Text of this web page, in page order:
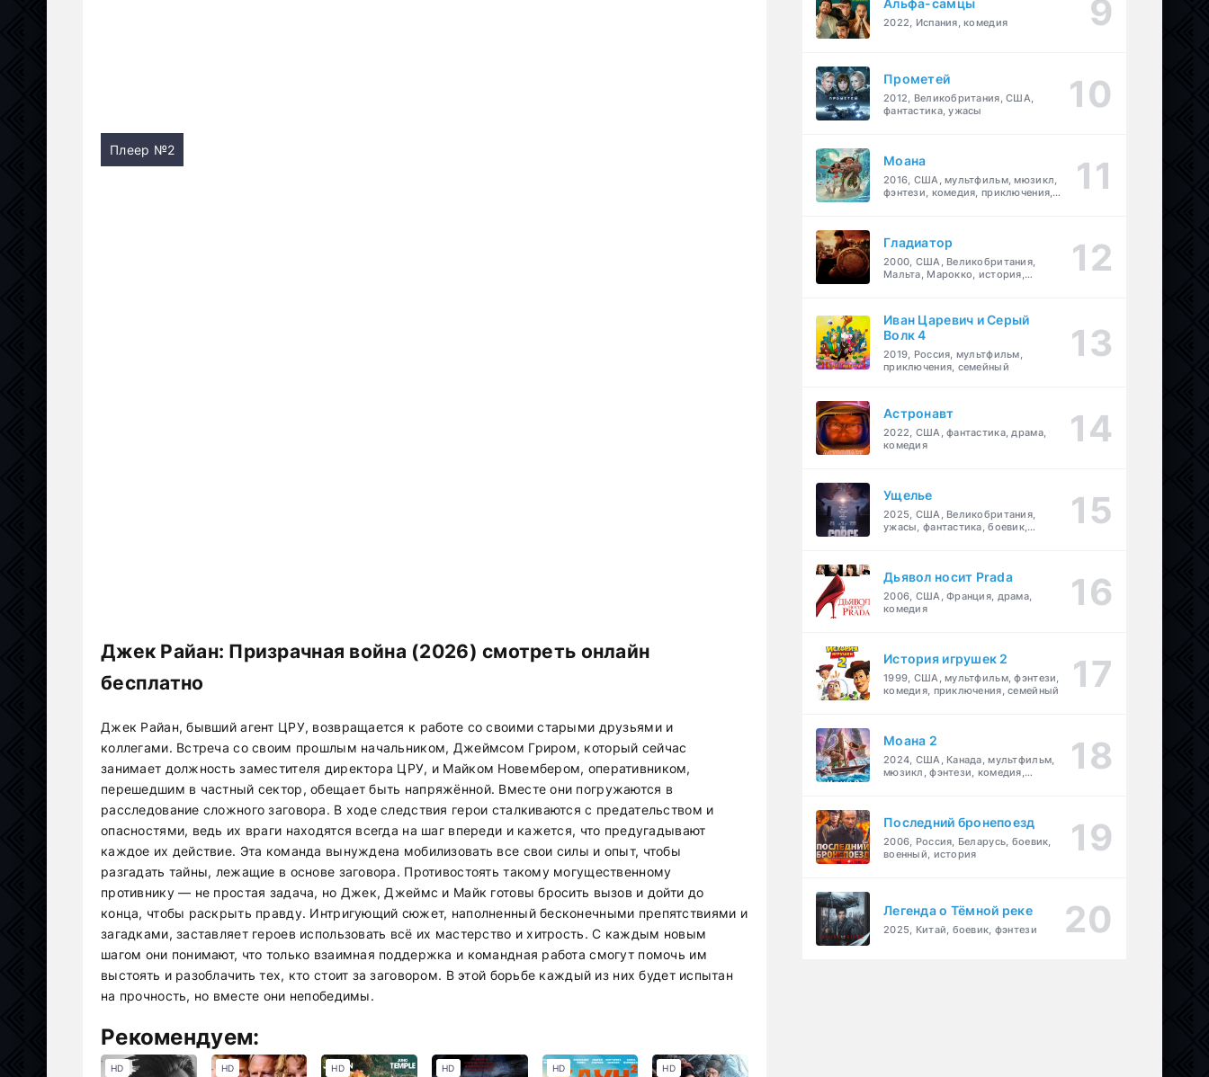
Плеер №2
Джек Райан: Призрачная война (2026) смотреть онлайн
бесплатно
Джек Райан, бывший агент ЦРУ, возвращается к работе со своими старыми друзьями и
коллегами. Встреча со своим прошлым начальником, Джеймсом Гриром, который сейчас
занимает должность заместителя директора ЦРУ, и Майком Новембером, оперативником,
перешедшим в частный сектор, обещает быть напряжённой. Вместе они погружаются в
расследование сложного заговора. В ходе следствия герои сталкиваются с предательством и
опасностями, ведь их враги находятся всегда на шаг впереди и кажется, что предугадывают
каждое их действие. Эта команда вынуждена мобилизовать все свои силы и опыт, чтобы
разгадать тайны, лежащие в основе заговора. Противостоять такому могущественному
противнику — не простая задача, но Джек, Джеймс и Майк готовы бросить вызов и дойти до
конца, чтобы раскрыть правду. Интригующий сюжет, наполненный бесконечными препятствиями и
загадками, заставляет героев использовать всё их мастерство и хитрость. С каждым новым
шагом они понимают, что только взаимная поддержка и командная работа смогут помочь им
выстоять и разоблачить тех, кто стоит за заговором. В этой борьбе каждый из них будет испытан
на прочность, но вместе они непобедимы.
Рекомендуем:
HD HD HD HD HD HD
2022, Испания, комедия
Прометей
2012, Великобритания, США,
фантастика, ужасы
Моана
2016, США, мультфильм, мюзикл,
фэнтези, комедия, приключения,
Гладиатор
2000, США, Великобритания,
Мальта, Марокко, история,
Иван Царевич и Серый
Волк 4
2019, Россия, мультфильм,
приключения, семейный
Астронавт
2022, США, фантастика, драма,
комедия
Ущелье
2025, США, Великобритания,
ужасы, фантастика, боевик,
Дьявол носит Prada
2006, США, Франция, драма,
комедия
История игрушек 2
1999, США, мультфильм, фэнтези,
комедия, приключения, семейный
Моана 2
2024, США, Канада, мультфильм,
мюзикл, фэнтези, комедия,
Последний бронепоезд
2006, Россия, Беларусь, боевик,
военный, история
Легенда о Тёмной реке
2025, Китай, боевик, фэнтези